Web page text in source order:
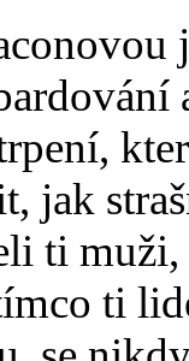
jak
ti muži,
ti